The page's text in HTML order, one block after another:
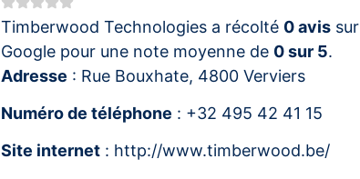
Timberwood Technologies a récolté 0 avissur
Google pour une note moyenne de 0 sur 5.
Adresse : Rue Bouxhate, 4800 Verviers
Numéro de téléphone : +32 495 42 41 15
Site internet: http://www.timberwood.be/